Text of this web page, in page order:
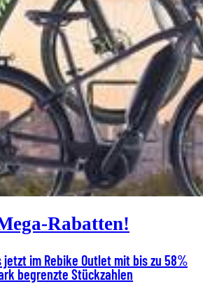
Rabatten!
im Rebike Outlet mit bis zu 58%
begrenzte Stückzahlen